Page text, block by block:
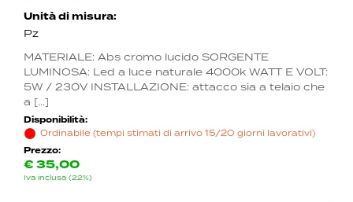
Unità di misura:
Pz
MATERIALE: Abs cromo lucido SORGENTE
LUMINOSA: Led a luce naturale 4000k WATT E VOLT:
5W / 230V INSTALLAZIONE: attacco sia a telaio che
a [...]
Disponibilità:
Ordinabile (tempi stimati di arrivo 15/20 giorni lavorativi)
Prezzo:
€35,00
Iva inclusa (22%)